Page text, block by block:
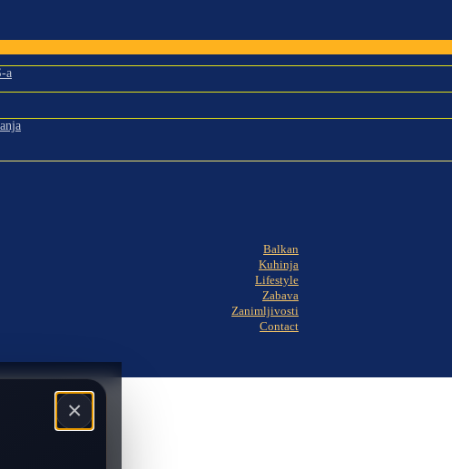
a
Balkan
Kuhinja
Lifestyle
Zabava
Zanimljivosti
Contact
×